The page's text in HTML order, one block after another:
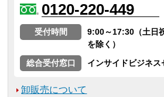
0120-220-449
受付時間
9:00～17:30（土日
を除く）
総合受付窓口
インサイドビジネス
卸販売について